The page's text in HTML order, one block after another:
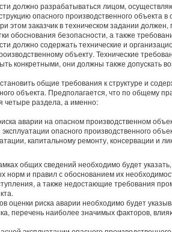
должно разрабатываться лицом,
опасного производственного объекта
этом заказчик в техническом задании
обоснования безопасности, а также
должно содержать технические и
объекту. Технические
конкретными, они должны также допускать
общие требования к структуре и
объекта. Предполагается, что по общему
четыре раздела, а именно:
аварии на опасном производственном
опасного производственного
капитальному ремонту, консервации и
общих сведений необходимо будет
норм и правил с обоснованием их
а также недостающие требования
оценки риска аварии необходимо будет
перечень наиболее значимых факторов,